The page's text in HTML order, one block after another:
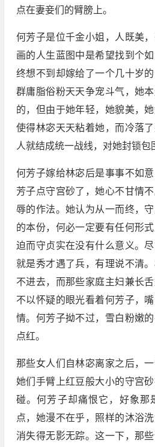
点在妻妾们的臂膀上。
何芳子是位千金小姐，人既美
画的人生蓝图中是希望找到个
终想不到却嫁给了一个几十岁
群庸脂俗粉天天争宠斗气，她
的，但由于她年轻，她貌美，
使得林宓天天粘着她，而冷落
人就结成统一战线，对她封锁包
何芳子嫁给林宓后是事事不如
芳子点守宫砂了，她心不甘情
辱的作法。她认为从一而终，
的本份，何必一定要有任何形
迫而守贞实在没有什么意义。
就是秀才遇了兵，有理说不清
不进去，而那些家庭主妇兼长
不以怀疑的眼光看着何芳子，
情。何芳子拗不过，雪白粉嫩
点红。
那些女人们自林宓离家之后，
她们手臂上红豆般大小的守宫
碰。何芳子却痛恨它，好象那
点，她漫不在乎，照样的沐浴
消失得无影无踪。这一下，那